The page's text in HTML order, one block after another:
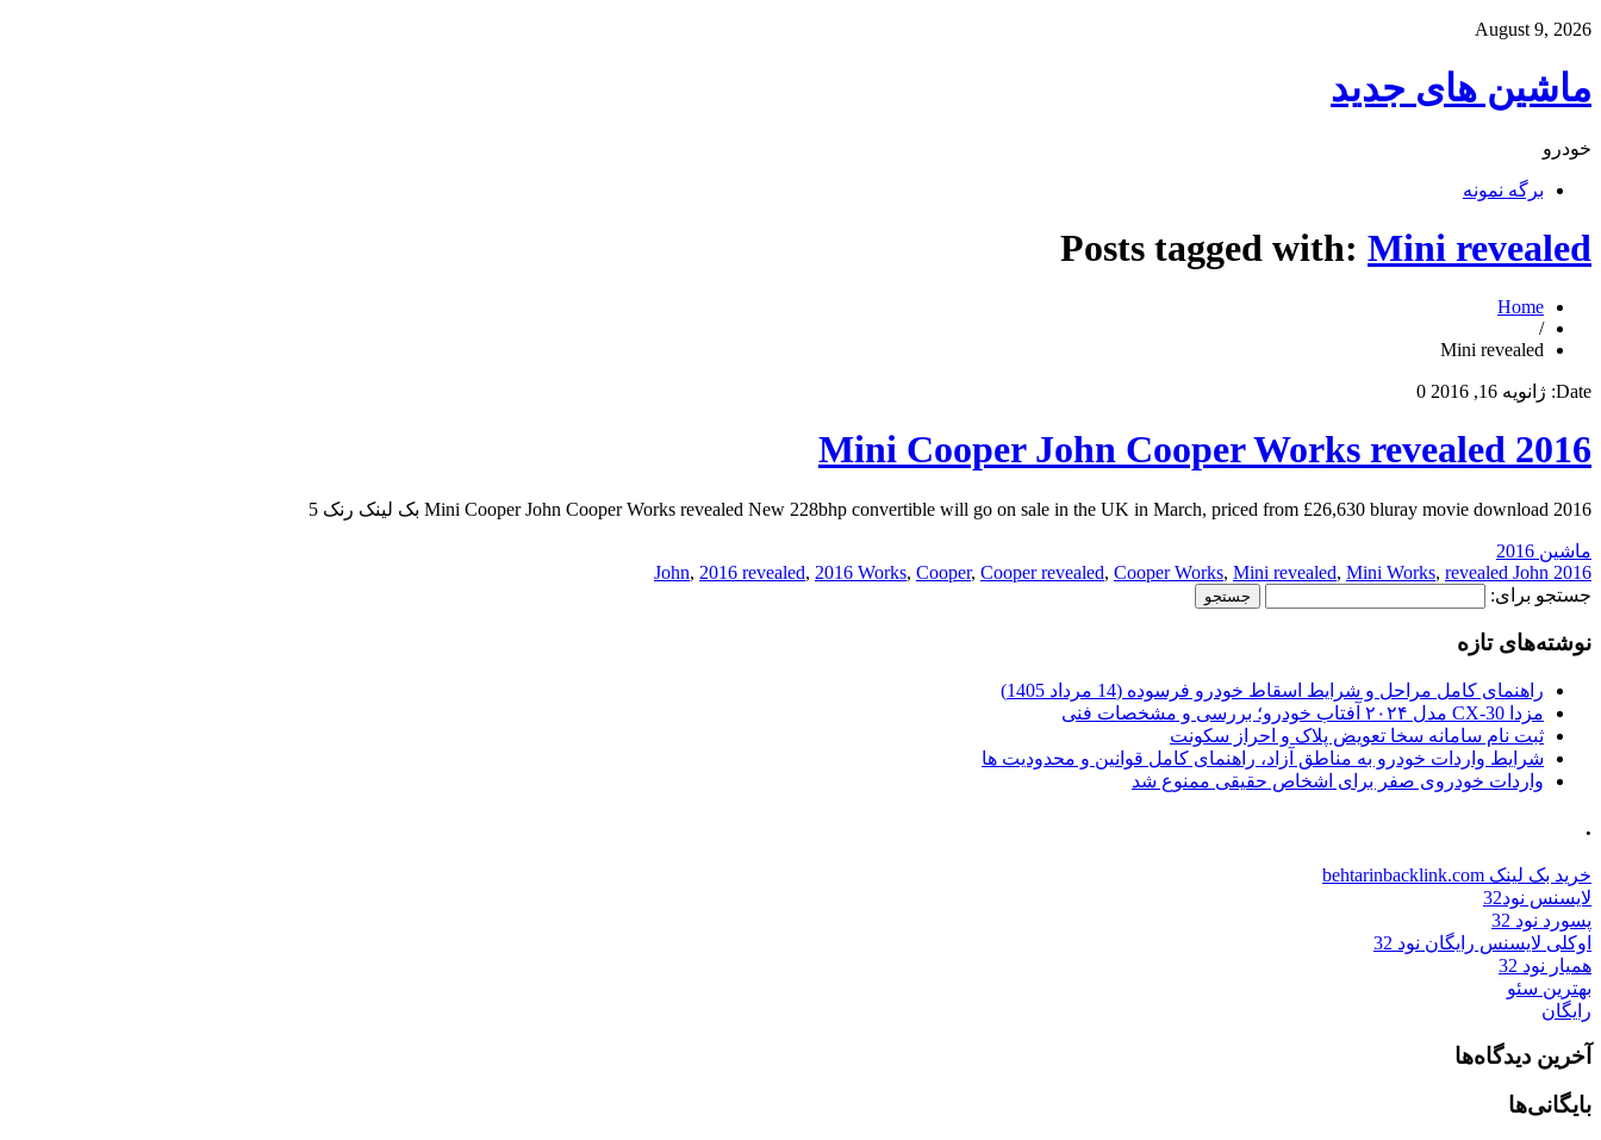
August 9, 2026
ماشین های جدید
خودرو
برگه نمونه
Posts tagged with: Mini revealed
Home
/
Mini revealed
Date: ژانویه 16, 2016 0
2016 Mini Cooper John Cooper Works revealed
2016 Mini Cooper John Cooper Works revealed New 228bhp convertible will go on sale in the UK in March, priced from £26,630 bluray movie download بک لینک رنک 5
ماشین 2016
2016 John
, 2016 revealed, 2016 Works, Cooper, Cooper revealed, Cooper Works, Mini revealed, Mini Works, revealed John
جستجو برای:
نوشته‌های تازه
راهنمای کامل مراحل و شرایط اسقاط خودرو فرسوده (14 مرداد 1405)
مزدا CX-30 مدل ۲۰۲۴ آفتاب خودرو؛ بررسی و مشخصات فنی
ثبت نام سامانه سخا تعویض پلاک و احراز سکونت
شرایط واردات خودرو به مناطق آزاد، راهنمای کامل قوانین و محدودیت ها
واردات خودروی صفر برای اشخاص حقیقی ممنوع شد
.
خرید بک لینک behtarinbacklink.com
لایسنس نود32
پسورد نود 32
اوکلی لایسنس رایگان نود 32
همیار نود 32
بهترین سئو
رایگان
آخرین دیدگاه‌ها
بایگانی‌ها